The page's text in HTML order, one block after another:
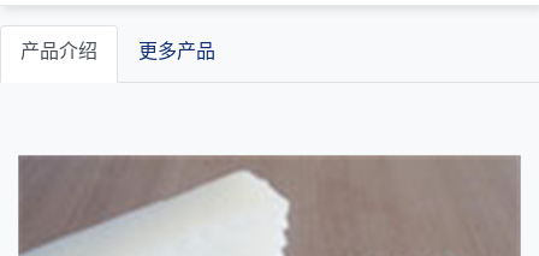
产品介绍 更多产品